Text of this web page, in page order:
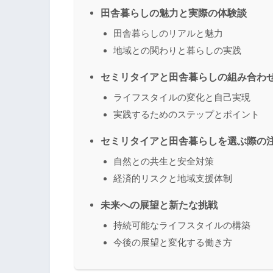
田舎暮らしの魅力と実際の体験談
田舎暮らしのリアルと魅力
地域との関わりと暮らしの実践
セミリタイアと田舎暮らしの組み合わ
ライフスタイルの変化と自己実現
実践するためのステップとポイント
セミリタイアと田舎暮らしを選ぶ際の
自然との共生と安全対策
経済的リスクと地域支援体制
未来への展望と新たな挑戦
持続可能なライフスタイルの構築
今後の展望と変化する働き方